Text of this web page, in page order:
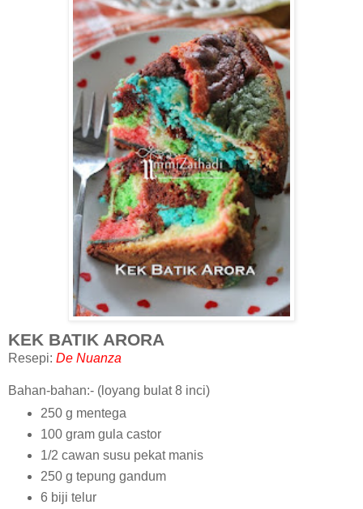
KEK BATIK ARORA
Resepi: De Nuanza
Bahan-bahan:- (loyang bulat 8 inci)
250 g mentega
100 gram gula castor
1/2 cawan susu pekat manis
250 g tepung gandum
6 biji telur